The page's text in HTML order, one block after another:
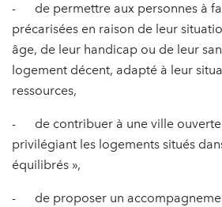
- de permettre aux personnes à
précarisées en raison de leur
âge, de leur handicap ou de leur
logement décent, adapté à leur
ressources,
- de contribuer à une ville ouverte
privilégiant les logements situés
équilibrés »,
- de proposer un